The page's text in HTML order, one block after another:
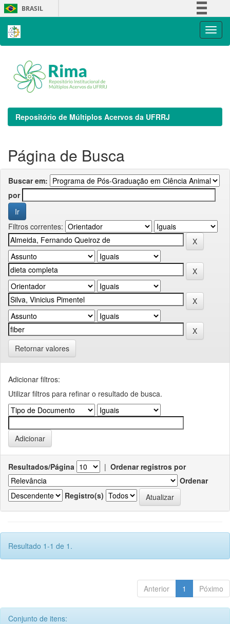
Skip
navigation
BRASIL
Repositório de Múltiplos Acervos da UFRRJ
Página de Busca
Buscar em:
por
Filtros correntes:
Retornar valores
Adicionar filtros:
Utilizar filtros para refinar o resultado de busca.
Resultados/Página | Ordenar registros por
Ordenar
Registro(s)
Resultado 1-1 de 1.
Anterior 1 Póximo
Conjunto de itens: